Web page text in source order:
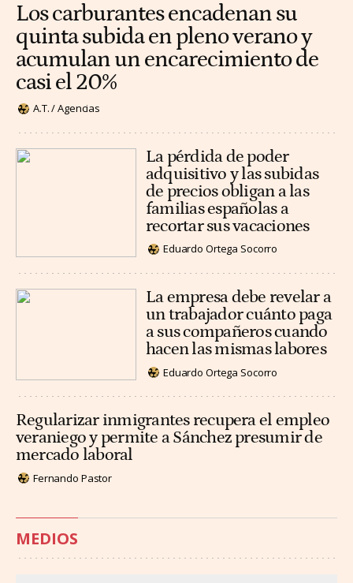
Los carburantes encadenan su
quinta subida en pleno verano y
acumulan un encarecimiento de
casi el 20%
A.T. / Agencias
La pérdida de poder
adquisitivo y las subidas
de precios obligan a las
familias españolas a
recortar sus vacaciones
Eduardo Ortega Socorro
La empresa debe revelar a
un trabajador cuánto paga
a sus compañeros cuando
hacen las mismas labores
Eduardo Ortega Socorro
Regularizar inmigrantes recupera el empleo
veraniego y permite a Sánchez presumir de
mercado laboral
Fernando Pastor
MEDIOS